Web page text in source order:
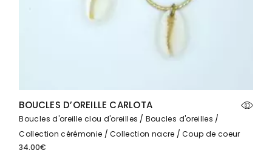
BOUCLES D’OREILLE CARLOTA
Boucles d'oreille clou d'oreilles
Boucles d'oreilles
Collection cérémonie
Collection nacre
Coup de coeur
34.00€